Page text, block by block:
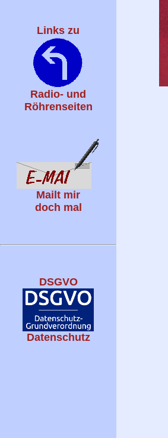
Links zu
Radio- und
Röhrenseiten
Mailt mir
doch mal
DSGVO
Datenschutz